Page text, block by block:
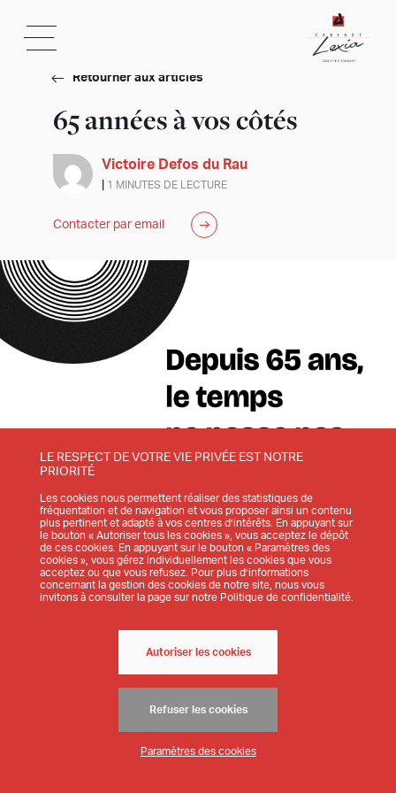
Retourner aux articles
65 années à vos côtés
Victoire Defos du Rau
1 MINUTES DE LECTURE
Contacter par email
ACTUALITÉS
LE RESPECT DE VOTRE VIE PRIVÉE EST NOTRE
PRIORITÉ
Les cookies nous permettent réaliser des statistiques de
fréquentation et de navigation et vous proposer ainsi un contenu
plus pertinent et adapté à vos centres d’intérêts. En appuyant sur
le bouton « Autoriser tous les cookies », vous acceptez le dépôt
de ces cookies. En appuyant sur le bouton « Paramètres des
cookies », vous gérez individuellement les cookies que vous
acceptez ou que vous refusez. Pour plus d’informations
concernant la gestion des cookies de notre site, nous vous
invitons à consulter la page sur notre Politique de confidentialité.
Paramètres des cookies
Refuser les cookies
Autoriser les cookies